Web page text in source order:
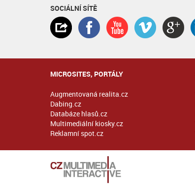
SOCIÁLNÍ SÍTĚ
MICROSITES, PORTÁLY
Augmentovaná realita.cz
Dabing.cz
Databáze hlasů.cz
Multimediální kiosky.cz
Reklamní spot.cz